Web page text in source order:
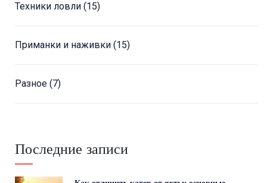
Техники ловли (15)
Приманки и наживки (15)
Разное (7)
Последние записи